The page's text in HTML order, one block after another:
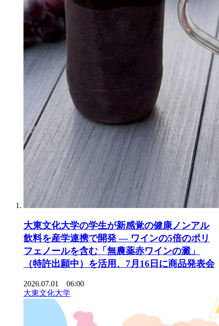
大東文化大学の学生が新感覚の健康ノンアル
飲料を産学連携で開発 ― ワインの5倍のポリ
フェノールを含む「無農薬赤ワインの澱」
（特許出願中）を活用、7月16日に商品発表会
2026.07.01 06:00
大東文化大学